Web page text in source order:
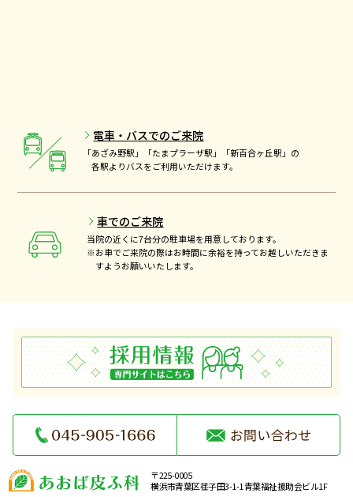
電車・バスでのご来院
「あざみ野駅」「たまプラーザ駅」「新百合ヶ丘駅」の
各駅よりバスをご利用いただけます。
車でのご来院
当院の近くに7台分の駐車場を用意しております。
※お車でご来院の際はお時間に余裕を持ってお越しいただきま
すようお願いいたします。
〒225-0005
横浜市青葉区荏子田3-1-1 青葉福祉援助会ビル1F